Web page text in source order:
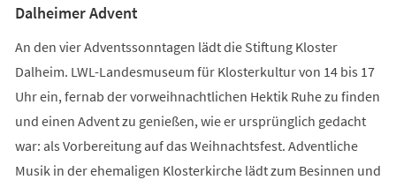
Dalheimer Advent
An den vier Adventssonntagen lädt die Stiftung Kloster
Dalheim. LWL-Landesmuseum für Klosterkultur von 14 bis 17
Uhr ein, fernab der vorweihnachtlichen Hektik Ruhe zu finden
und einen Advent zu genießen, wie er ursprünglich gedacht
war: als Vorbereitung auf das Weihnachtsfest. Adventliche
Musik in der ehemaligen Klosterkirche lädt zum Besinnen und